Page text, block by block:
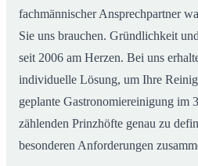
fachmännischer Ansprechpartner
Sie uns brauchen. Gründlichkeit
seit 2006 am Herzen. Bei uns
individuelle Lösung, um Ihre
geplante Gastronomiereinigung
zählenden Prinzhöfte genau zu
besonderen Anforderungen